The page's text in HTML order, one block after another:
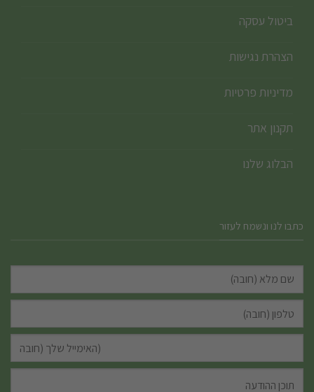
ביטול עסקה
הצהרת נגישות
מדיניות פרטיות
תקנון אתר
הבלוג שלנו
כתבו לנו ונשמח לעזור